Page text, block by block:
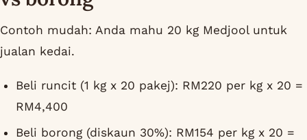
Contoh mudah: Anda mahu 20 kg Medjool untuk
jualan kedai.
Beli runcit (1 kg x 20 pakej): RM220 per kg x 20 =
RM4,400
Beli borong (diskaun 30%): RM154 per kg x 20 =